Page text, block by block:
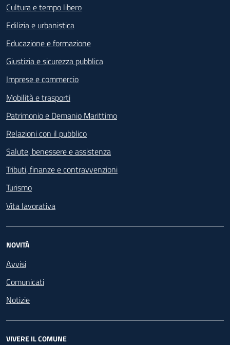
Cultura e tempo libero
Edilizia e urbanistica
Educazione e formazione
Giustizia e sicurezza pubblica
Imprese e commercio
Mobilità e trasporti
Patrimonio e Demanio Marittimo
Relazioni con il pubblico
Salute, benessere e assistenza
Tributi, finanze e contravvenzioni
Turismo
Vita lavorativa
NOVITÀ
Avvisi
Comunicati
Notizie
VIVERE IL COMUNE